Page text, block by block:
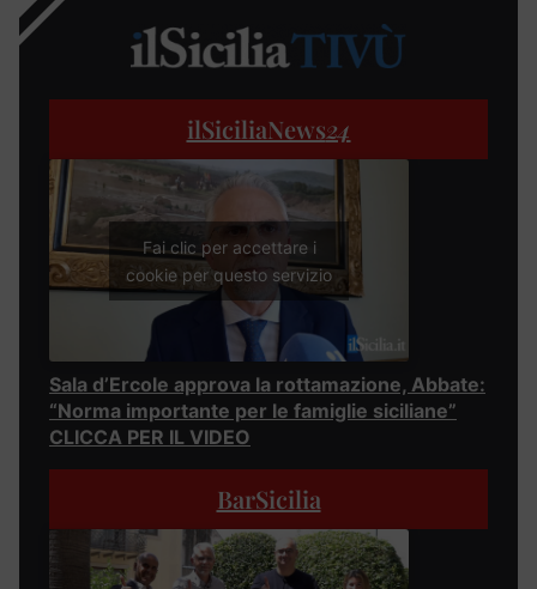
ilSiciliaNews24
Fai clic per accettare i
cookie per questo servizio
Sala d’Ercole approva la rottamazione, Abbate:
“Norma importante per le famiglie siciliane”
CLICCA PER IL VIDEO
BarSicilia